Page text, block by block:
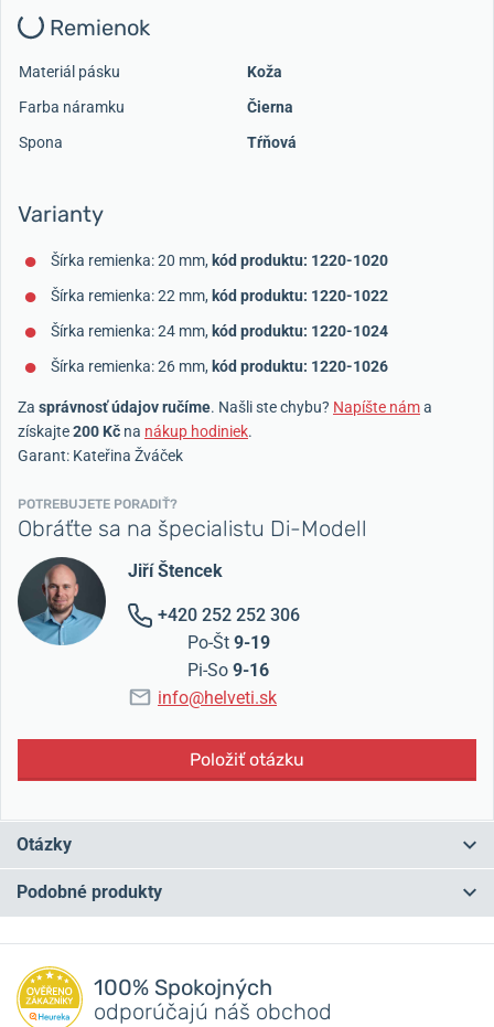
Remienok
Materiál pásku
Koža
Farba náramku
Čierna
Spona
Tŕňová
Varianty
Šírka remienka: 20 mm, kód produktu: 1220-1020
Šírka remienka: 22 mm, kód produktu: 1220-1022
Šírka remienka: 24 mm, kód produktu: 1220-1024
Šírka remienka: 26 mm, kód produktu: 1220-1026
Za správnosť údajov ručíme. Našli ste chybu? Napíšte náma
získajte200 Kč na nákup hodiniek.
Garant: Kateřina Žváček
POTREBUJETE PORADIŤ?
Obráťte sa na špecialistu Di-Modell
Jiří Štencek
+420 252 252 306
Po-Št 9-19
Pi-So 9-16
info@helveti.sk
Položiť otázku
Otázky
Máte otázku? Zanechajte nám komentár
Pridať dotaz
Podobné produkty
100% Spokojných
odporúčajú náš obchod